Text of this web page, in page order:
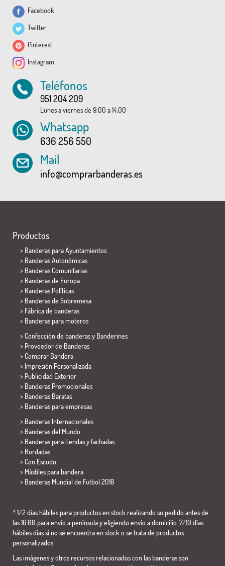
Facebook
Twitter
Pinterest
Instagram
Teléfonos
951 204 209
Lunes a viernes de 9:00 a 14:00
Whatsapp
636 256 550
Mail
info@comprarbanderas.es
Productos
> Banderas para Ayuntamientos
> Banderas Autonómicas
> Banderas Comunitarias
> Banderas de Europa
> Banderas Políticas
> Banderas de Sobremesa
> Fábrica de banderas
> Banderas para moteros
> Confección de banderas y Banderines
> Proveedor de Banderas
> Comprar Bandera
> Impresión Personalizada
> Publicidad Exterior
> Banderas Promocionales
> Banderas Baratas
> Banderas para empresas
> Banderas Internacionales
> Banderas del Mundo
> Banderas para tiendas y fachadas
> Bordadas
> Con Escudo
> Mástiles para bandera
> Banderas Mundial de Futbol 2018
* 1/2 días hábiles para productos en stock realizando su pedido antes de
las 16:00 para envío a península y eligiendo envío a domicilio. 7/10 días
hábiles días si no se encuentra en stock o se trata de productos
personalizados.
Las imágenes y otros recursos relacionados con las banderas son